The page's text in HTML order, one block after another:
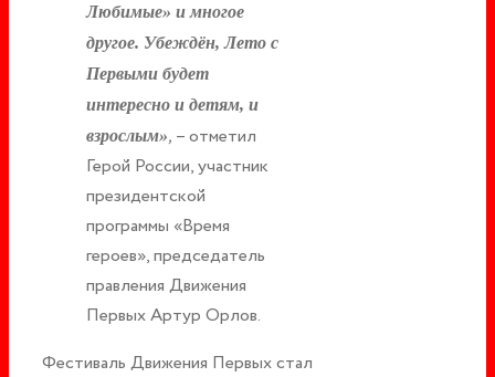
Любимые» и многое
другое. Убеждён, Лето с
Первыми будет
интересно и детям, и
взрослым», – отметил
Герой России, участник
президентской
программы «Время
героев», председатель
правления Движения
Первых Артур Орлов.
Фестиваль Движения Первых стал